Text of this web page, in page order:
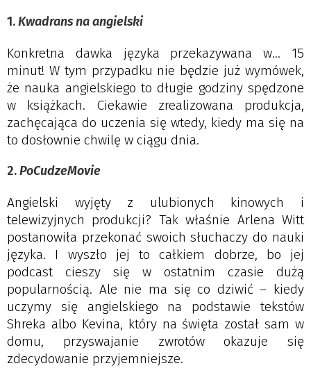
1.Kwadrans na angielski
Konkretna dawka języka przekazywana w… 15
minut! W tym przypadku nie będzie już wymówek,
że nauka angielskiego to długie godziny spędzone
w książkach. Ciekawie zrealizowana produkcja,
zachęcająca do uczenia się wtedy, kiedy ma się na
to dosłownie chwilę w ciągu dnia.
2.PoCudzeMovie
Angielski wyjęty z ulubionych kinowych i
telewizyjnych produkcji? Tak właśnie Arlena Witt
postanowiła przekonać swoich słuchaczy do nauki
języka. I wyszło jej to całkiem dobrze, bo jej
podcast cieszy się w ostatnim czasie dużą
popularnością. Ale nie ma się co dziwić – kiedy
uczymy się angielskiego na podstawie tekstów
Shreka albo Kevina, który na święta został sam w
domu, przyswajanie zwrotów okazuje się
zdecydowanie przyjemniejsze.